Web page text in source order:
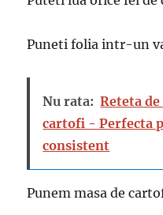
Puneti folia intr-un
Nu rata: Reteta
cartofi - Perfecta
consistent
Punem masa de